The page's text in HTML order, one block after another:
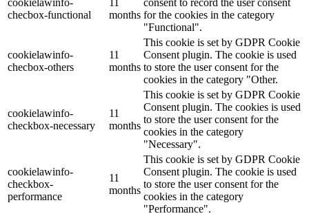
cookielawinfo-
checbox-functional
11
months
consent to record the user consent
for the cookies in the category
"Functional".
cookielawinfo-
checbox-others
11
months
This cookie is set by GDPR Cookie
Consent plugin. The cookie is used
to store the user consent for the
cookies in the category "Other.
cookielawinfo-
checkbox-necessary
11
months
This cookie is set by GDPR Cookie
Consent plugin. The cookies is used
to store the user consent for the
cookies in the category
"Necessary".
cookielawinfo-
checkbox-
performance
11
months
This cookie is set by GDPR Cookie
Consent plugin. The cookie is used
to store the user consent for the
cookies in the category
"Performance".